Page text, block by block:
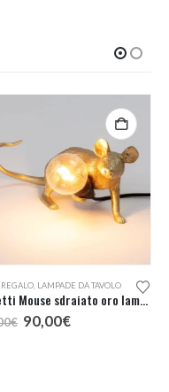
LAMPADE DA TAVOLO
Seletti Mouse sdraiato oro lampada tavolo
€ Il
prezzo
90,00€Il